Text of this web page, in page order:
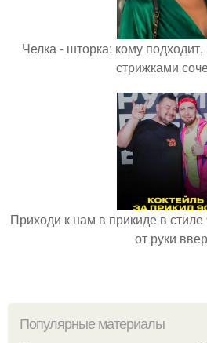
Челка - шторка: кому подходит,
стрижками
Приходи к нам в прикиде в
от руки
Популярные материалы